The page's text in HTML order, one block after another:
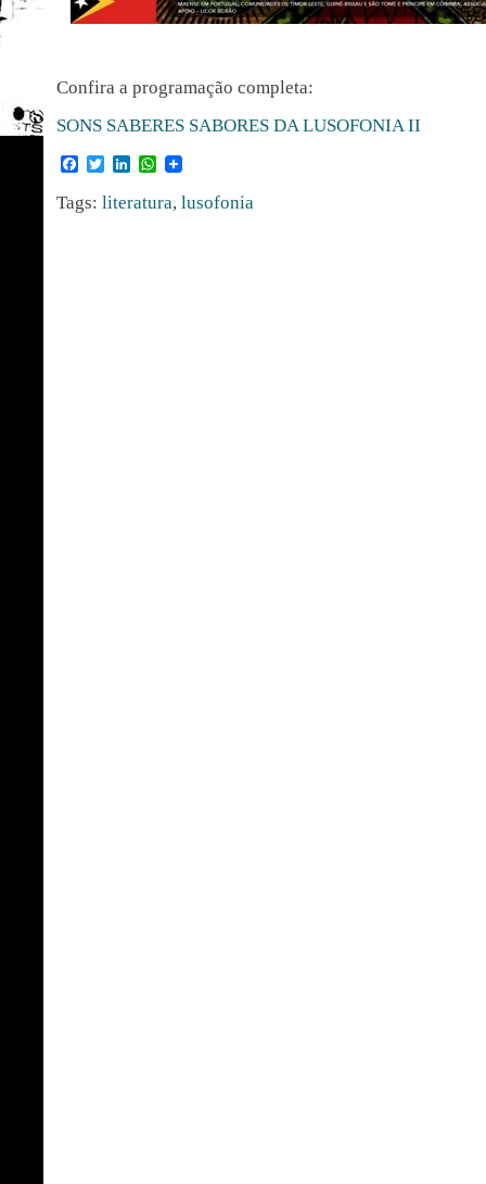
Confira a programação completa:
SONS SABERES SABORES DA LUSOFONIA II
Facebook
TwitterLinkedInWhatsApp
Tags: literatura, lusofonia